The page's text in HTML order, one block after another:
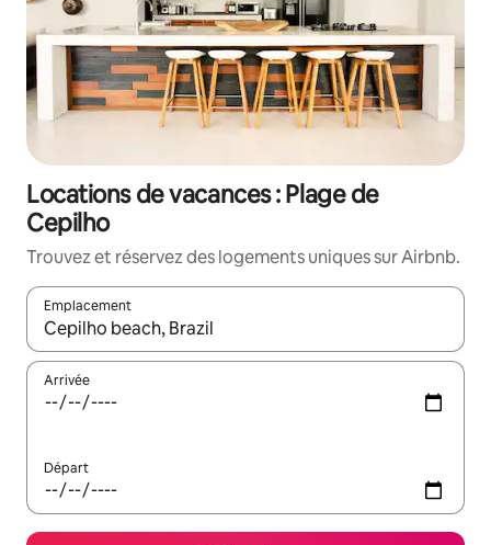
Locations de vacances : Plage de
Cepilho
Trouvez et réservez des logements uniques sur Airbnb.
Emplacement
Quand les résultats sont affichés, parcourez-les en utilisant
Arrivée
Départ